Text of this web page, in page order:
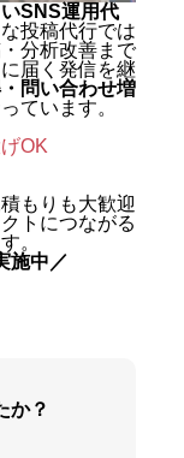
SNS運用代
投稿代行では
分析改善まで
届く発信を継
問い合わせ増
ています。
OK
もりも大歓迎
トにつながる
。
施中／
か？